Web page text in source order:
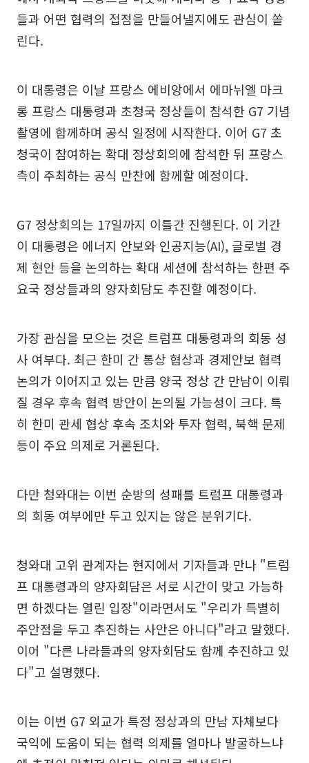
들과 어떤 협력의 접점을 만들어낼지에도 관심이 쏠
린다.
이 대통령은 이날 프랑스 에비앙에서 에마뉘엘 마크
롱 프랑스 대통령과 초청국 정상들이 참석한 G7 기념
촬영에 함께하며 공식 일정에 시작한다. 이어 G7 초
청국이 참여하는 확대 정상회의에 참석한 뒤 프랑스
측이 주최하는 공식 만찬에 함께할 예정이다.
G7 정상회의는 17일까지 이틀간 진행된다. 이 기간
이 대통령은 에너지 안보와 인공지능(AI), 글로벌 경
제 현안 등을 논의하는 확대 세션에 참석하는 한편 주
요국 정상들과의 양자회담도 추진할 예정이다.
가장 관심을 모으는 것은 트럼프 대통령과의 회동 성
사 여부다. 최근 한미 간 통상 협상과 경제안보 협력
논의가 이어지고 있는 만큼 양국 정상 간 만남이 이뤄
질 경우 후속 협력 방안이 논의될 가능성이 크다. 특
히 한미 관세 협상 후속 조치와 투자 협력, 북핵 문제
등이 주요 의제로 거론된다.
다만 청와대는 이번 순방의 성패를 트럼프 대통령과
의 회동 여부에만 두고 있지는 않은 분위기다.
청와대 고위 관계자는 현지에서 기자들과 만나 "트럼
프 대통령과의 양자회담은 서로 시간이 맞고 가능하
면 하겠다는 열린 입장"이라면서도 "우리가 특별히
주안점을 두고 추진하는 사안은 아니다"라고 말했다.
이어 "다른 나라들과의 양자회담도 함께 추진하고 있
다"고 설명했다.
이는 이번 G7 외교가 특정 정상과의 만남 자체보다
국익에 도움이 되는 협력 의제를 얼마나 발굴하느냐